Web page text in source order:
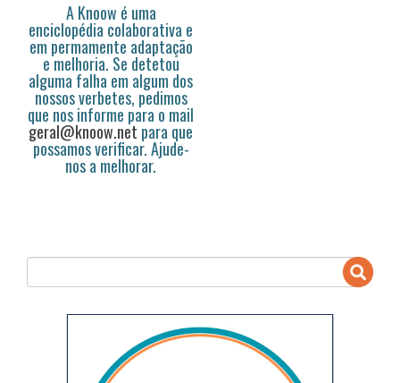
A Knoow é uma
enciclopédia colaborativa e
em permamente adaptação
e melhoria. Se detetou
alguma falha em algum dos
nossos verbetes, pedimos
que nos informe para o mail
geral@knoow.net para que
possamos verificar. Ajude-
nos a melhorar.